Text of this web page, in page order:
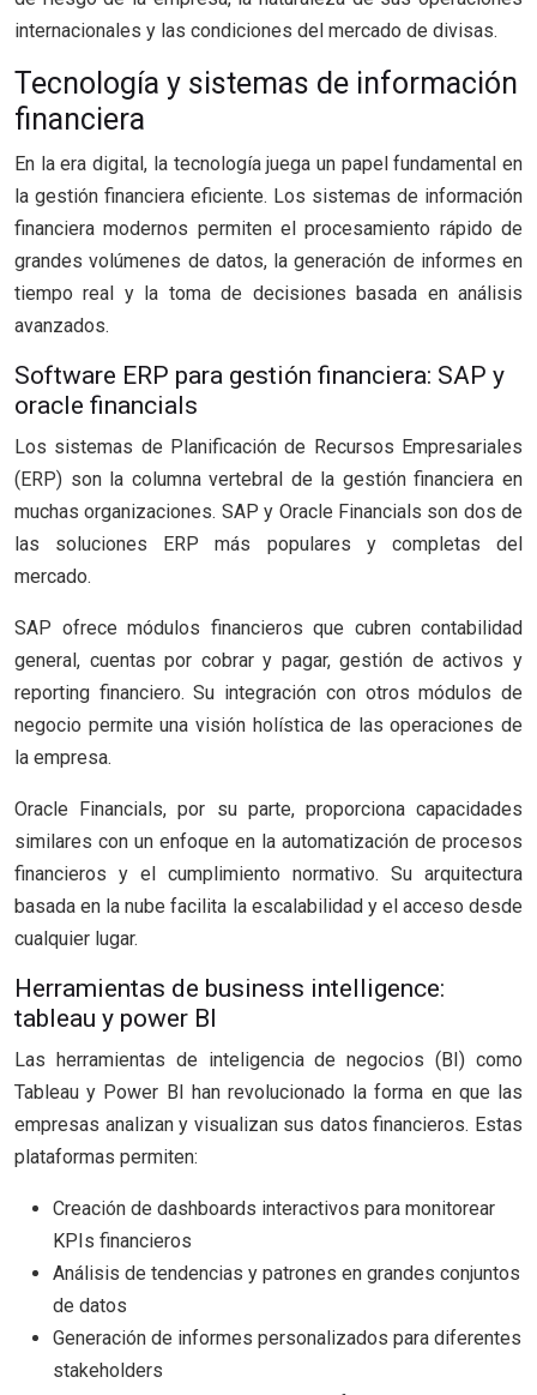
internacionales y las condiciones del mercado de divisas.
Tecnología y sistemas de información
financiera
En la era digital, la tecnología juega un papel fundamental en
la gestión financiera eficiente. Los sistemas de información
financiera modernos permiten el procesamiento rápido de
grandes volúmenes de datos, la generación de informes en
tiempo real y la toma de decisiones basada en análisis
avanzados.
Software ERP para gestión financiera: SAP y
oracle financials
Los sistemas de Planificación de Recursos Empresariales
(ERP) son la columna vertebral de la gestión financiera en
muchas organizaciones. SAP y Oracle Financials son dos de
las soluciones ERP más populares y completas del
mercado.
SAP ofrece módulos financieros que cubren contabilidad
general, cuentas por cobrar y pagar, gestión de activos y
reporting financiero. Su integración con otros módulos de
negocio permite una visión holística de las operaciones de
la empresa.
Oracle Financials, por su parte, proporciona capacidades
similares con un enfoque en la automatización de procesos
financieros y el cumplimiento normativo. Su arquitectura
basada en la nube facilita la escalabilidad y el acceso desde
cualquier lugar.
Herramientas de business intelligence:
tableau y power BI
Las herramientas de inteligencia de negocios (BI) como
Tableau y Power BI han revolucionado la forma en que las
empresas analizan y visualizan sus datos financieros. Estas
plataformas permiten:
Creación de dashboards interactivos para monitorear
KPIs financieros
Análisis de tendencias y patrones en grandes conjuntos
de datos
Generación de informes personalizados para diferentes
stakeholders